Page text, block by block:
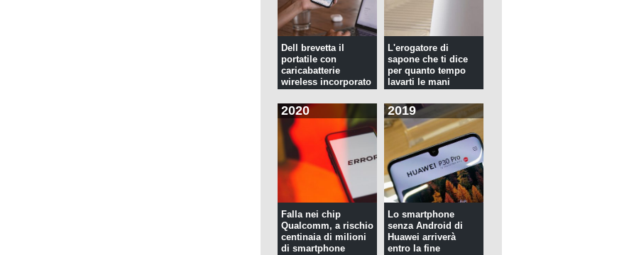
Dell brevetta il
portatile con
caricabatterie
wireless incorporato
L'erogatore di
sapone che ti dice
per quanto tempo
lavarti le mani
2020
Falla nei chip
Qualcomm, a rischio
centinaia di milioni
di smartphone
2019
Lo smartphone
senza Android di
Huawei arriverà
entro la fine